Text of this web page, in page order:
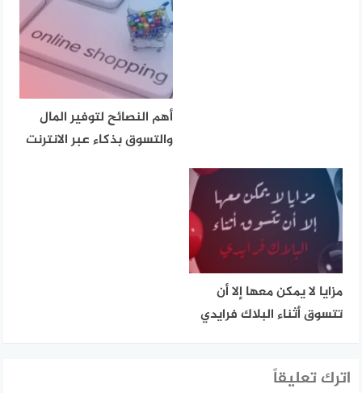
أهم النصائح لتوفير المال
والتسوق بذكاء عبر الانترنت
مزايا لا يمكن معها إلا أن
تتسوق أثناء البلاك فرايدي
اترك تعليقاً